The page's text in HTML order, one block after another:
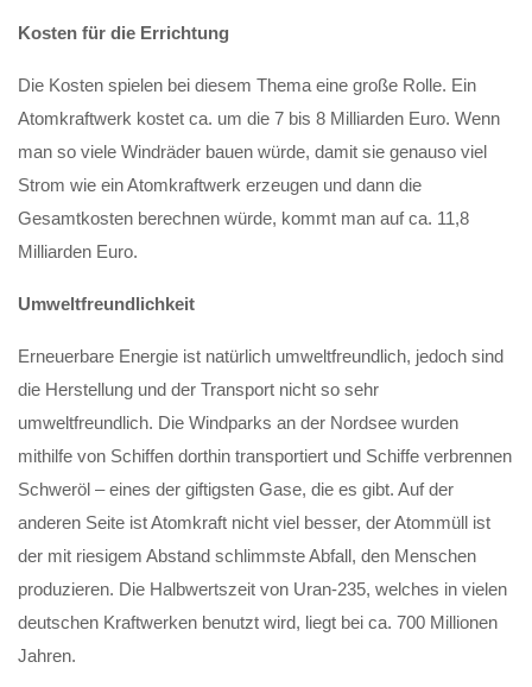
Kosten für die Errichtung
Die Kosten spielen bei diesem Thema eine große Rolle. Ein
Atomkraftwerk kostet ca. um die 7 bis 8 Milliarden Euro. Wenn
man so viele Windräder bauen würde, damit sie genauso viel
Strom wie ein Atomkraftwerk erzeugen und dann die
Gesamtkosten berechnen würde, kommt man auf ca. 11,8
Milliarden Euro.
Umweltfreundlichkeit
Erneuerbare Energie ist natürlich umweltfreundlich, jedoch sind
die Herstellung und der Transport nicht so sehr
umweltfreundlich. Die Windparks an der Nordsee wurden
mithilfe von Schiffen dorthin transportiert und Schiffe verbrennen
Schweröl – eines der giftigsten Gase, die es gibt. Auf der
anderen Seite ist Atomkraft nicht viel besser, der Atommüll ist
der mit riesigem Abstand schlimmste Abfall, den Menschen
produzieren. Die Halbwertszeit von Uran-235, welches in vielen
deutschen Kraftwerken benutzt wird, liegt bei ca. 700 Millionen
Jahren.